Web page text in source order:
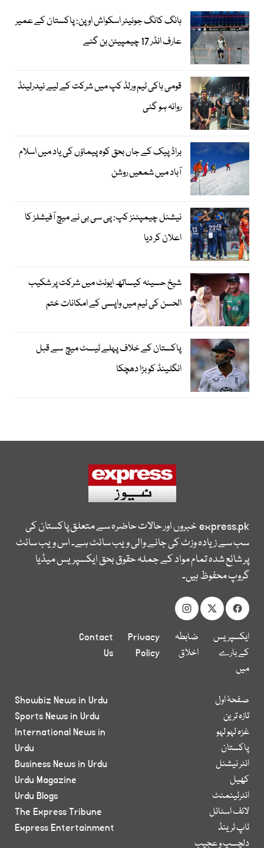
ہانگ کانگ جونیئر اسکواش اوپن: پاکستان کے عمیر
عارف انڈر 17 چیمپیئن بن گئے
قومی ہاکی ٹیم ورلڈ کپ میں شرکت کے لیے نیدرلینڈ
روانہ ہو گئی
براڈ پیک کے جاں بحق کوہ پیماؤں کی یاد میں اسلام
آباد میں شمعیں روشن
نیشنل چیمپئنز کپ: پی سی بی نے میچ آفیشلز کا
اعلان کر دیا
شیخ حسینہ کیساتھ ایونٹ میں شرکت پر شکیب
الحسن کی ٹیم میں واپسی کے امکانات ختم
پاکستان کے خلاف پہلے ٹیسٹ میچ سے قبل
انگلینڈ کو بڑا دھچکا
express.pkخبروں اور حالات حاضرہ سے متعلق پاکستان کی
سب سے زیادہ وزٹ کی جانے والی ویب سائٹ ہے۔ اس ویب سائٹ
پر شائع شدہ تمام مواد کے جملہ حقوق بحق ایکسپریس میڈیا
گروپ محفوظ ہیں۔
ایکسپریس
کے بارے
میں
ضابطہ
اخلاق
Privacy
Policy
Contact
Us
صفحۂ اول
تازہ ترین
غزہ لہو لہو
پاکستان
انٹر نیشنل
کھیل
انٹرٹینمنٹ
لائف اسٹائل
ٹاپ ٹرینڈ
دلچسپ و عجیب
Showbiz News in Urdu
Sports News in Urdu
International News in
Urdu
Business News in Urdu
Urdu Magazine
Urdu Blogs
The Express Tribune
Express Entertainment